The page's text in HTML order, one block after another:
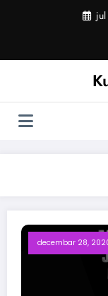
decembar 28,